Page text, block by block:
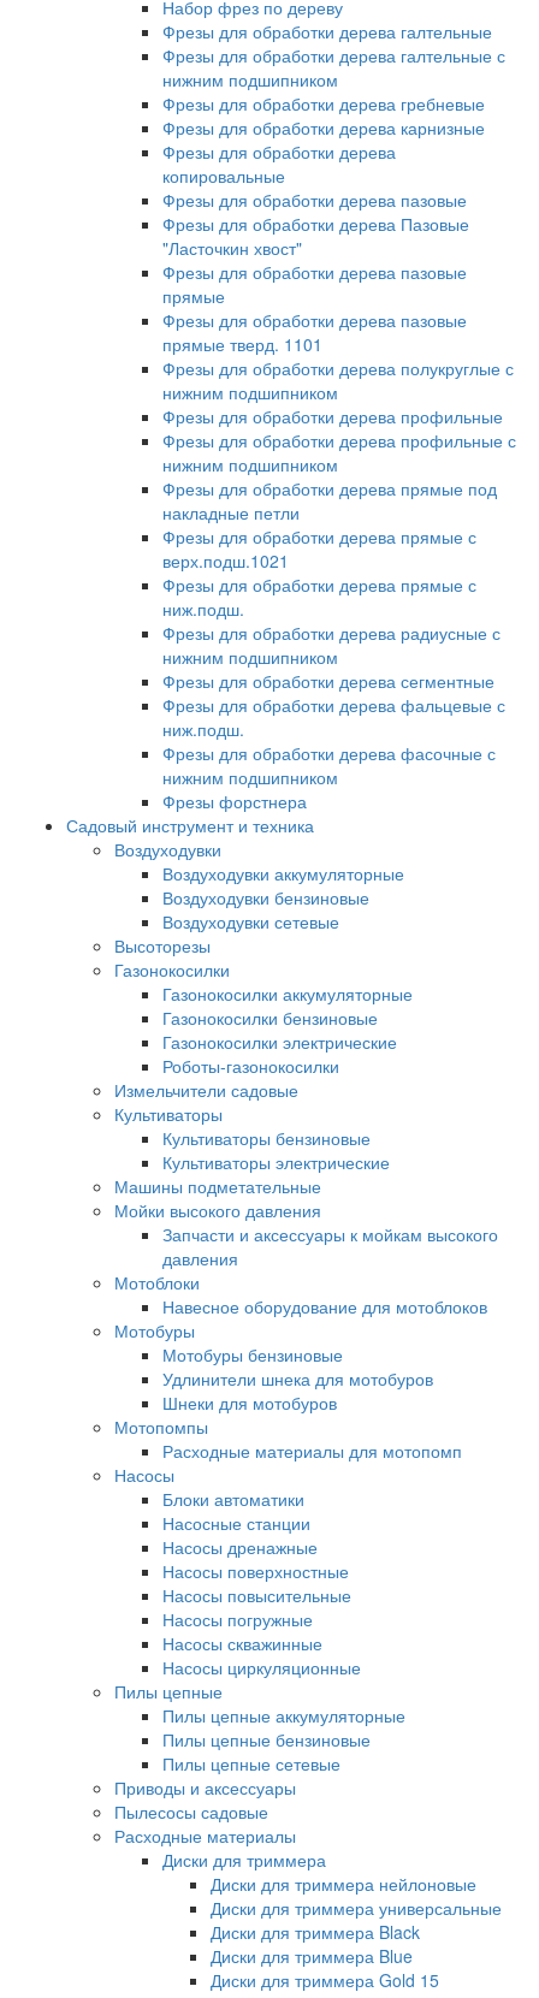
Набор фрез по дереву
Фрезы для обработки дерева галтельные
Фрезы для обработки дерева галтельные с
нижним подшипником
Фрезы для обработки дерева гребневые
Фрезы для обработки дерева карнизные
Фрезы для обработки дерева
копировальные
Фрезы для обработки дерева пазовые
Фрезы для обработки дерева Пазовые
"Ласточкин хвост"
Фрезы для обработки дерева пазовые
прямые
Фрезы для обработки дерева пазовые
прямые тверд. 1101
Фрезы для обработки дерева полукруглые с
нижним подшипником
Фрезы для обработки дерева профильные
Фрезы для обработки дерева профильные с
нижним подшипником
Фрезы для обработки дерева прямые под
накладные петли
Фрезы для обработки дерева прямые с
верх.подш.1021
Фрезы для обработки дерева прямые с
ниж.подш.
Фрезы для обработки дерева радиусные с
нижним подшипником
Фрезы для обработки дерева сегментные
Фрезы для обработки дерева фальцевые с
ниж.подш.
Фрезы для обработки дерева фасочные с
нижним подшипником
Фрезы форстнера
Садовый инструмент и техника
Воздуходувки
Воздуходувки аккумуляторные
Воздуходувки бензиновые
Воздуходувки сетевые
Высоторезы
Газонокосилки
Газонокосилки аккумуляторные
Газонокосилки бензиновые
Газонокосилки электрические
Роботы-газонокосилки
Измельчители садовые
Культиваторы
Культиваторы бензиновые
Культиваторы электрические
Машины подметательные
Мойки высокого давления
Запчасти и аксессуары к мойкам высокого
давления
Мотоблоки
Навесное оборудование для мотоблоков
Мотобуры
Мотобуры бензиновые
Удлинители шнека для мотобуров
Шнеки для мотобуров
Мотопомпы
Расходные материалы для мотопомп
Насосы
Блоки автоматики
Насосные станции
Насосы дренажные
Насосы поверхностные
Насосы повысительные
Насосы погружные
Насосы скважинные
Насосы циркуляционные
Пилы цепные
Пилы цепные аккумуляторные
Пилы цепные бензиновые
Пилы цепные сетевые
Приводы и аксессуары
Пылесосы садовые
Расходные материалы
Диски для триммера
Диски для триммера нейлоновые
Диски для триммера универсальные
Диски для триммера Black
Диски для триммера Blue
Диски для триммера Gold 15